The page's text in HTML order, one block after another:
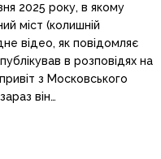
2025 року, в якому
міст (колишній
відео, як повідомляє
в розповідях на
привіт з Московського
він…